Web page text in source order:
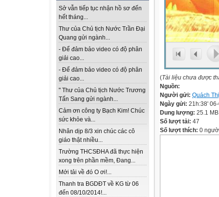
Sở vẫn tiếp tục nhận hồ sơ đến
hết tháng...
Thư của Chủ tịch Nước Trần Đại
Quang gửi ngành...
- Để đảm bảo video có độ phân
giải cao...
- Để đảm bảo video có độ phân
giải cao...
" Thư của Chủ tịch Nước Trương
Tấn Sang gửi ngành...
Cảm ơn công ty Bạch Kim! Chúc
sức khỏe và...
Nhân dịp 8/3 xin chúc các cô
giáo thật nhiều...
Trường THCSĐHA đã thực hiện
xong trên phần mềm, Đang...
Mới tải về đó O ơi!...
Thanh tra BGDĐT về KG từ 06
đến 08/10/2014!...
(Tài liệu chưa được
Nguồn:
Người gửi: Quách
Ngày gửi: 21h:38'
Dung lượng: 25.1 MB
Số lượt tải: 47
Số lượt thích: 0